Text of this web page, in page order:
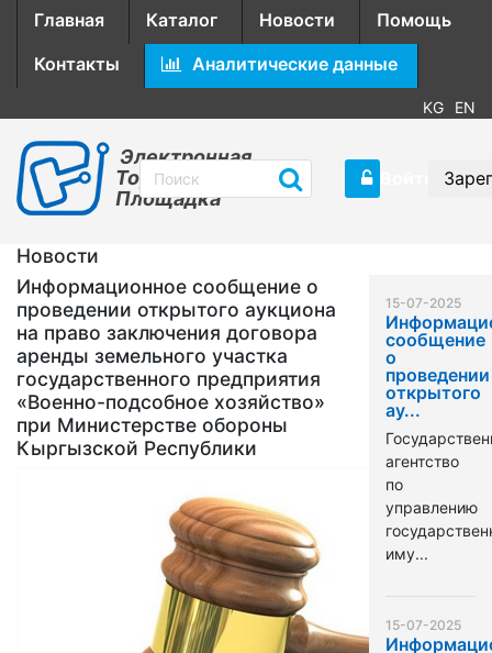
Главная Каталог Новости
Помощь
Контакты
Аналитические данные
KG EN
Электронная
Торговая
Площадка
Новости
Информационное сообщение о
проведении открытого аукциона
на право заключения договора
аренды земельного участка
государственного предприятия
«Военно-подсобное хозяйство»
при Министерстве обороны
Кыргызской Республики
15-07-2025
сообщение
о
проведении
открытого
ау...
агентство
по
управлению
иму...
15-07-2025